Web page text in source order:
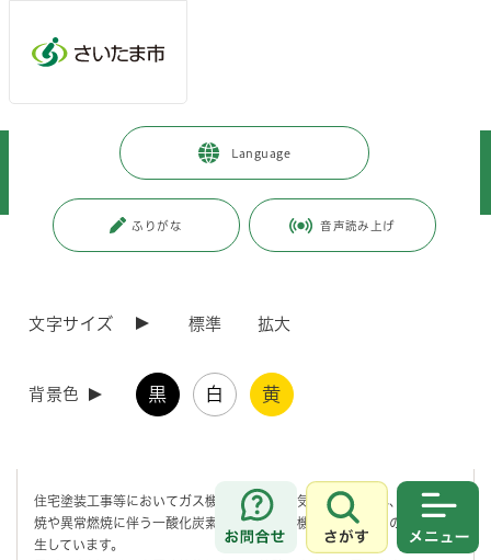
Language
ふりがな 音声読み上げ
文字サイズ 標準 拡大
背景色 黒 白 黄
お問合せ
さがす
暮らし・手続き > 安全・防災・消防
住宅塗装工事等におけるガス機器の給気・排気部の閉塞による 一酸化炭素
更新日付：2026年3月25日 / ページ番号：C113645
の閉塞による 一酸化炭素中毒事故等の防止につい
住宅塗装工事等におけるガス機器の給気・排気部の閉塞
住宅塗装工事等においてガス機器の給気・排気部が閉塞され、不完全燃
焼や異常燃焼に伴う一酸化炭素中毒及びガス機器の破損などの事故が発
生しています。